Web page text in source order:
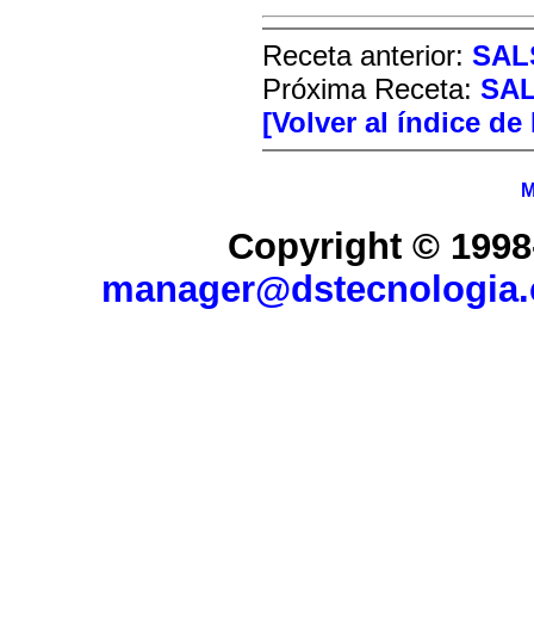
Receta anterior:
Próxima Receta:
[Volver al índice de
Copyright ©